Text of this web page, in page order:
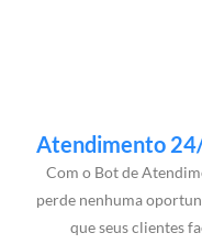
Atendimento
Com o Bot de
perde nenhuma
que seus clientes